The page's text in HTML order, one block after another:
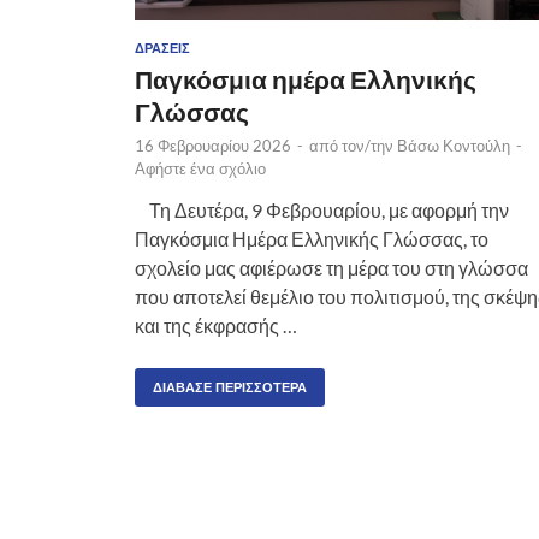
ΔΡΆΣΕΙΣ
Παγκόσμια ημέρα Ελληνικής
Γλώσσας
16 Φεβρουαρίου 2026 - από τον/την Βάσω Κοντούλη -
Αφήστε ένα σχόλιο
Τη Δευτέρα, 9 Φεβρουαρίου, με αφορμή την
Παγκόσμια Ημέρα Ελληνικής Γλώσσας, το
σχολείο μας αφιέρωσε τη μέρα του στη γλώσσα
που αποτελεί θεμέλιο του πολιτισμού, της
και της έκφρασής …
ΔΙΆΒΑΣΕ ΠΕΡΙΣΣΌΤΕΡΑ